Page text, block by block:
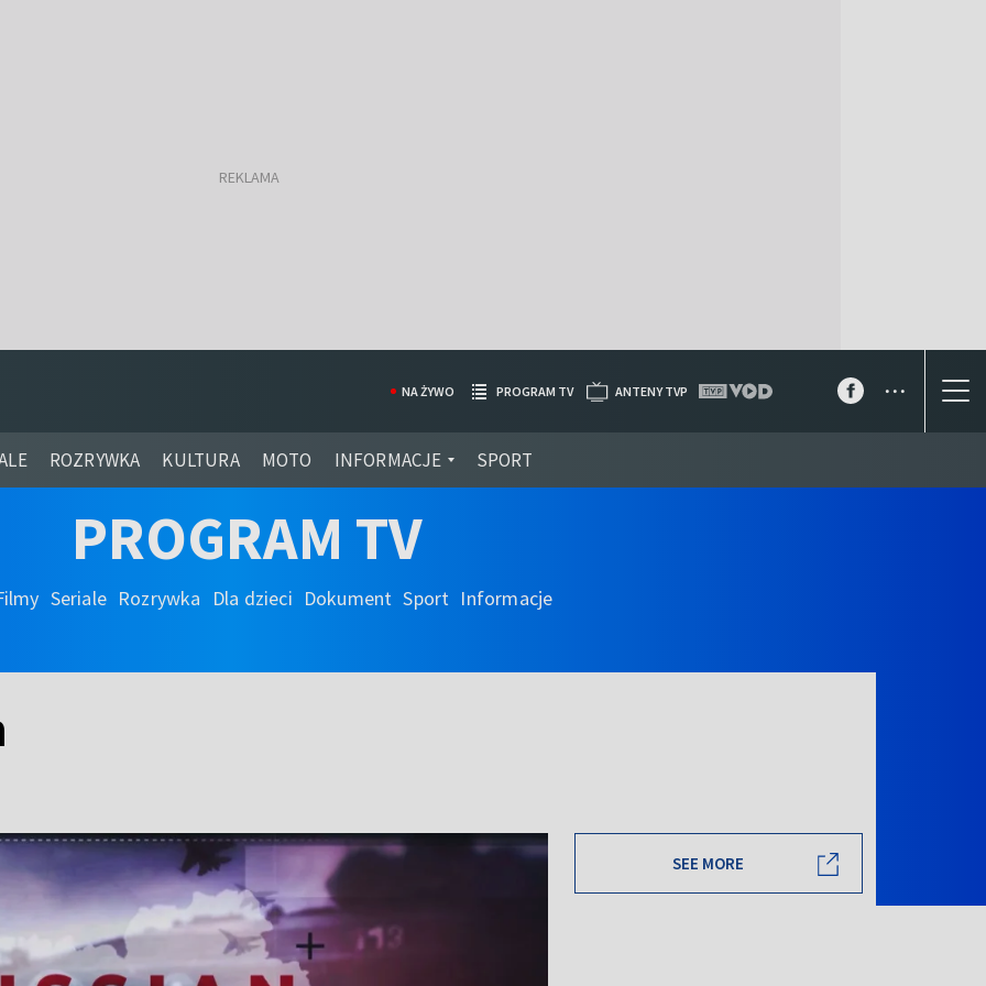
ROZRYWKA KULTURA MOTO INFORMACJE SPORT
NA ŻYWO PROGRAM TV ANTENY TVP ...
PROGRAM TV
Seriale Rozrywka Dla dzieci Dokument Sport Informacje
SEE MORE